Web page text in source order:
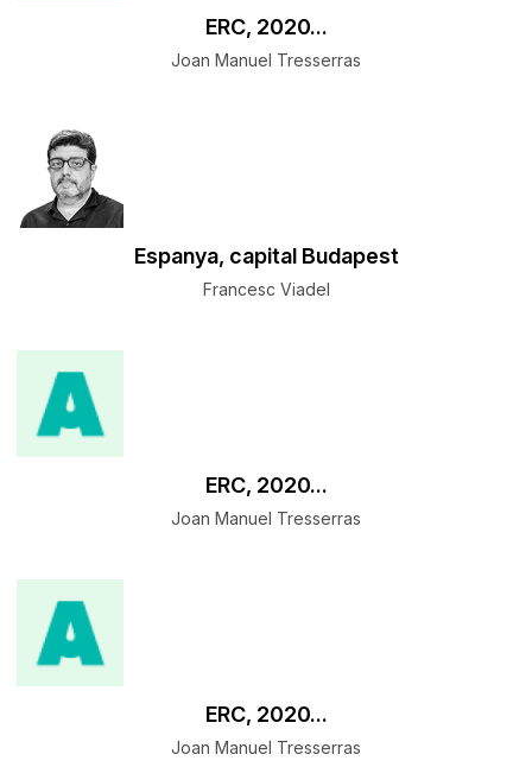
ERC, 2020...
Joan Manuel Tresserras
Espanya, capital Budapest
Francesc Viadel
ERC, 2020...
Joan Manuel Tresserras
ERC, 2020...
Joan Manuel Tresserras